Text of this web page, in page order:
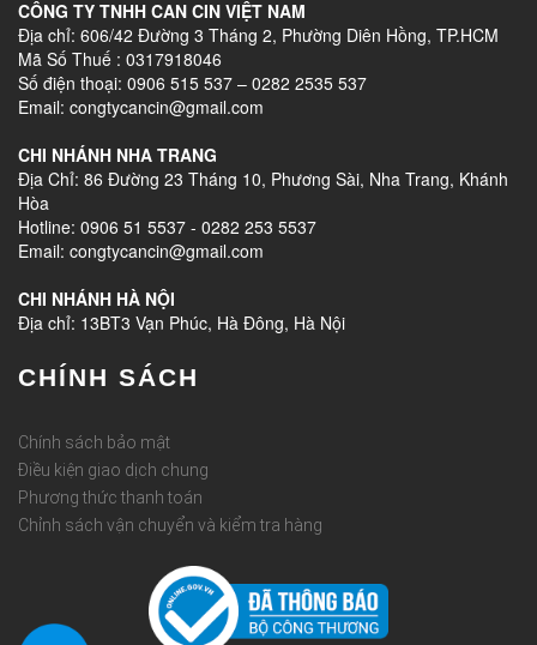
CÔNG TY TNHH CAN CIN VIỆT NAM
Địa chỉ: 606/42 Đường 3 Tháng 2, Phường Diên Hồng, TP.HCM
Mã Số Thuế : 0317918046
Số điện thoại: 0906 515 537 – 0282 2535 537
Email: congtycancin@gmail.com
CHI NHÁNH NHA TRANG
Địa Chỉ: 86 Đường 23 Tháng 10, Phương Sài, Nha Trang, Khánh
Hòa
Hotline: 0906 51 5537 - 0282 253 5537
Email: congtycancin@gmail.com
CHI NHÁNH HÀ NỘI
Địa chỉ: 13BT3 Vạn Phúc, Hà Đông, Hà Nội
CHÍNH SÁCH
Chính sách bảo mật
Điều kiện giao dịch chung
Phương thức thanh toán
Chỉnh sách vận chuyển và kiểm tra hàng